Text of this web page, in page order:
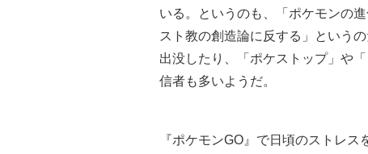
いる。というのも、「ポケモンの
スト教の創造論に反する」という
出没したり、「ポケストップ」や
信者も多いようだ。
『ポケモンGO』で日頃のストレ